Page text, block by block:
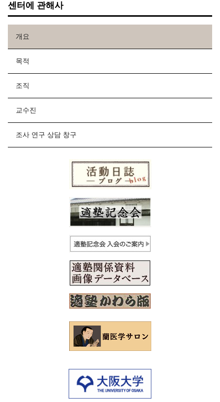
센터에 관해사
개요
목적
조직
교수진
조사 연구 상담 창구